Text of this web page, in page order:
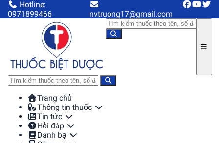
Hotline:
0971899466
nvtruong17@gmail.com
Trang chủ
Thông tin thuốc
Tin tức
Hỏi đáp
Danh bạ